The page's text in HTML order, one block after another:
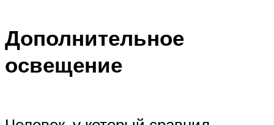
Дополнительное
освещение